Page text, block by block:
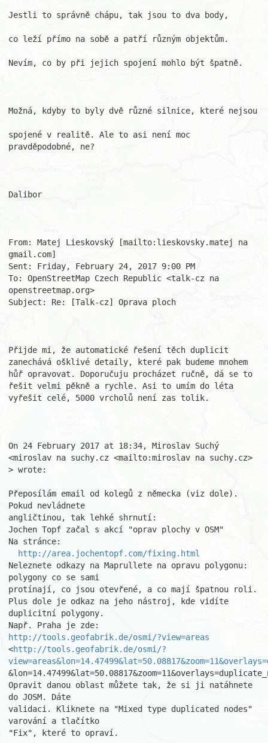
Jestli to správně chápu, tak jsou to dva body,
co leží přímo na sobě a patří různým objektům.
Nevím, co by při jejich spojení mohlo být špatně.
Možná, kdyby to byly dvě různé silnice, které nejsou
spojené v realitě. Ale to asi není moc
pravděpodobné, ne?
Dalibor
From: Matej Lieskovský [mailto:lieskovsky.matej na
gmail.com]
Sent: Friday, February 24, 2017 9:00 PM
To: OpenStreetMap Czech Republic <talk-cz na
openstreetmap.org>
Subject: Re: [Talk-cz] Oprava ploch
Přijde mi, že automatické řešení těch duplicit
zanechává ošklivé detaily, které pak budeme mnohem
hůř opravovat. Doporučuju procházet ručně, dá se to
řešit velmi pěkně a rychle. Asi to umím do léta
vyřešit celé, 5000 vrcholů není zas tolik.
On 24 February 2017 at 18:34, Miroslav Suchý
<miroslav na suchy.cz <mailto:miroslav na suchy.cz>
> wrote:
Přeposílám email od kolegů z německa (viz dole).
Pokud nevládnete
angličtinou, tak lehké shrnutí:
Jochen Topf začal s akcí "oprav plochy v OSM"
Na stránce:
http://area.jochentopf.com/fixing.html
Neleznete odkazy na Maprullete na opravu polygonu:
polygony co se sami
protínají, co jsou otevřené, a co mají špatnou roli.
Plus dole je odkaz na jeho nástroj, kde vidíte
duplicitní polygony.
http://tools.geofabrik.de/osmi/?view=areas
<http://tools.geofabrik.de/osmi/?
Opravit danou oblast můžete tak, že si ji natáhnete
do JOSM. Dáte
validaci. Kliknete na "Mixed type duplicated nodes"
varování a tlačítko
"Fix", které to opraví.